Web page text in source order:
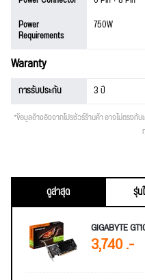
Power
Requirements
750W
Waranty
การรับประกัน 3 ปี
*ข้อมูลอ้างอิงจากโปรชัวร์ร้านค้า อาจไม่ตรง
ดูล่าสุด รุ่
GIGABYTE
3,740 .-